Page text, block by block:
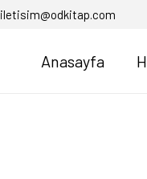
iletisim@odkitap.com
Anasayfa